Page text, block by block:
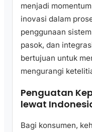
menjadi
inovasi dalam
penggunaan
pasok, dan
bertujuan untuk
mengurangi
Penguatan
lewat
Bagi konsumen,